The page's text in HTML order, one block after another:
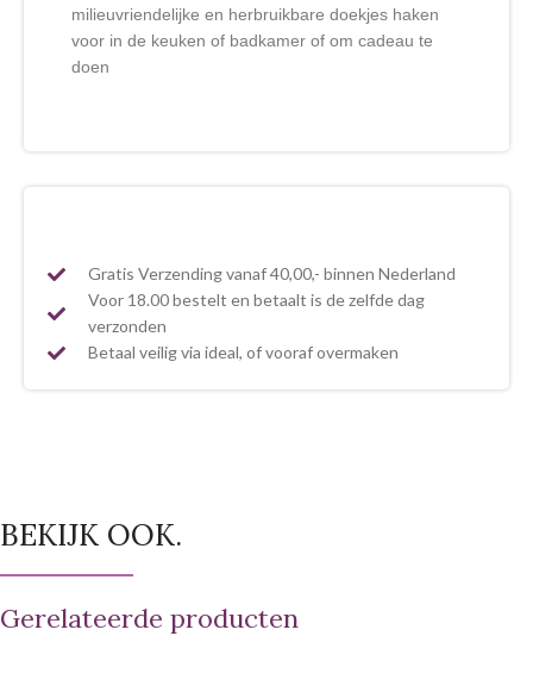
milieuvriendelijke en herbruikbare doekjes haken
voor in de keuken of badkamer of om cadeau te
doen
Gratis Verzending vanaf 40,00,- binnen Nederland
Voor 18.00 bestelt en betaalt is de zelfde dag
verzonden
Betaal veilig via ideal, of vooraf overmaken
BEKIJK OOK.
Gerelateerde producten